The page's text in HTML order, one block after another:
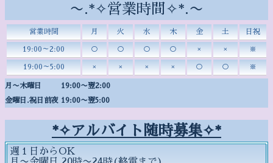
〜.*✧営業時間✧*.〜
営業時間 月 火 水 木 金 土 日祝
19:00～2:00 ○ ○ ○ ○ × × ※
19:00～5:00 × × × × ○ ○ ※
月〜木曜日 19:00〜翌2:00
金曜日.祝日前夜 19:00〜翌5:00
*✧アルバイト随時募集✧*
週１日からOK